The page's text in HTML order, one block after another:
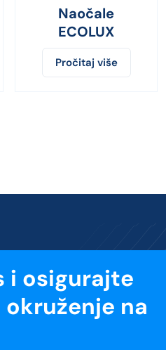
Naočale
ECOLUX
Pročitaj više
i osigurajte
na